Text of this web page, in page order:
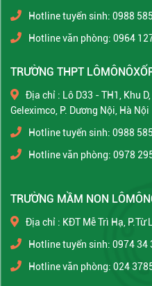
Hotline tuyển sinh: 0988
Hotline văn phòng: 0964
TRƯỜNG THPT
Địa chỉ : Lô D33 - TH1, Khu
Geleximco, P. Dương Nội, Hà Nội
Hotline tuyển sinh: 0988
Hotline văn phòng: 0978
TRƯỜNG MẦM NON
Địa chỉ : KĐT Mễ Trì Hạ, P.Từ
Hotline tuyển sinh: 0974 34
Hotline văn phòng: 024